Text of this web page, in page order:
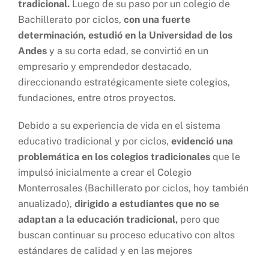
tradicional. Luego de su paso por un colegio de
Bachillerato por ciclos,con una fuerte
determinación, estudió en la Universidad de los
Andes y a su corta edad, se convirtió en un
empresario y emprendedor destacado,
direccionando estratégicamente siete colegios,
fundaciones, entre otros proyectos.
Debido a su experiencia de vida en el sistema
educativo tradicional y por ciclos,evidenció una
problemática en los colegios tradicionales que le
impulsó inicialmente a crear el Colegio
Monterrosales (Bachillerato por ciclos, hoy también
anualizado),dirigido a estudiantes que no se
adaptan a la educación tradicional, pero que
buscan continuar su proceso educativo con altos
estándares de calidad y en las mejores